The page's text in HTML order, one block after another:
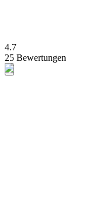
4.7
25 Bewertungen